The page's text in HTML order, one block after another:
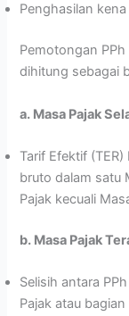
Penghasilan kena
Pemotongan
dihitung sebagai
a. Masa Pajak
Tarif Efektif
bruto dalam satu
Pajak kecuali
b. Masa Pajak
Selisih antara
Pajak atau